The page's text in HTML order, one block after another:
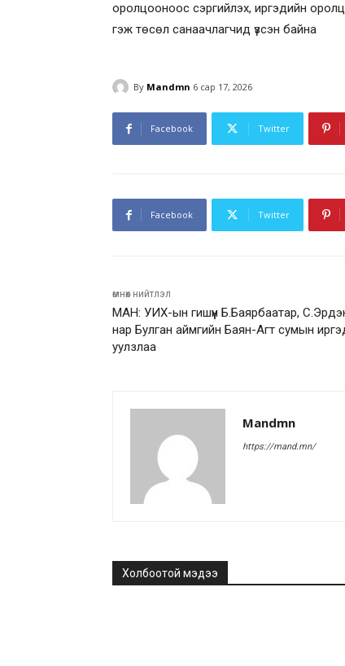
оролцооноос сэргийлэх, иргэдийн
гэж төсөл санаачлагчид үзсэн байна
By Mandmn 6 сар 17, 2026
Facebook Twitter
Facebook Twitter
өмнөх нийтлэл
МАН: УИХ-ын гишүүн Б.Баярбаатар,
нар Булган аймгийн Баян-Агт сумын
уулзлаа
Mandmn
https://mand.mn/
Холбоотой мэдээ